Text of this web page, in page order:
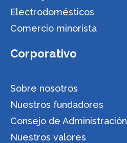
Electrodomésticos
Comercio minorista
Corporativo
Sobre nosotros
Nuestros fundadores
Consejo de Administración
Nuestros valores